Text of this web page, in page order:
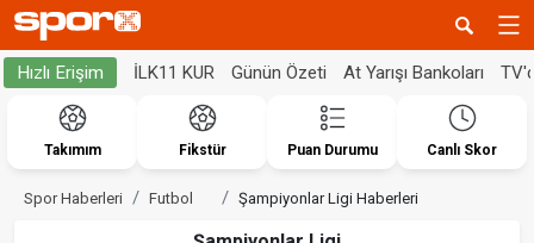
Hızlı Erişim İLK11 KUR Günün Özeti At Yarışı Bankoları
Takımım Fikstür Puan Durumu Canlı Skor
Spor Haberleri Futbol Şampiyonlar Ligi Haberleri